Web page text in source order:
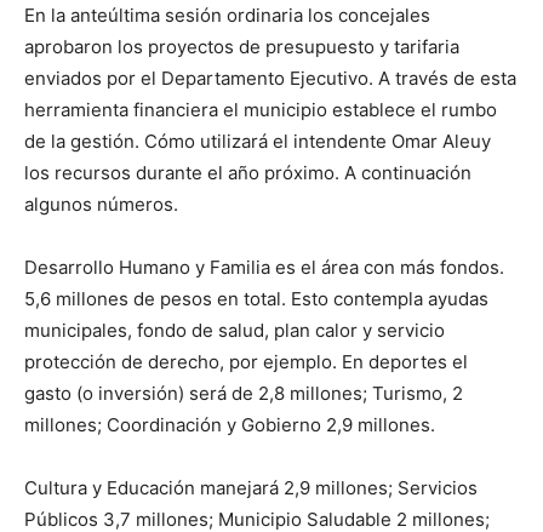
En la anteúltima sesión ordinaria los concejales
aprobaron los proyectos de presupuesto y tarifaria
enviados por el Departamento Ejecutivo. A través de esta
herramienta financiera el municipio establece el rumbo
de la gestión. Cómo utilizará el intendente Omar Aleuy
los recursos durante el año próximo. A continuación
algunos números.
Desarrollo Humano y Familia es el área con más fondos.
5,6 millones de pesos en total. Esto contempla ayudas
municipales, fondo de salud, plan calor y servicio
protección de derecho, por ejemplo. En deportes el
gasto (o inversión) será de 2,8 millones; Turismo, 2
millones; Coordinación y Gobierno 2,9 millones.
Cultura y Educación manejará 2,9 millones; Servicios
Públicos 3,7 millones; Municipio Saludable 2 millones;